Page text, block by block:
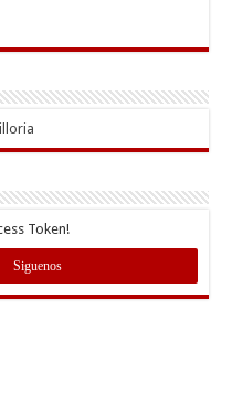
Token!
Siguenos